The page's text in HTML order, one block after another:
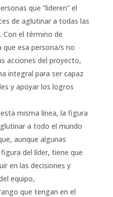
que “lideren” el
de aglutinar a todas las
Con el término de
que esa persona/s no
acciones del proyecto,
integral para ser capaz
y apoyar los logros
misma línea, la figura
a todo el mundo
aunque algunas
del líder, tiene que
en las decisiones y
equipo,
que tengan en el